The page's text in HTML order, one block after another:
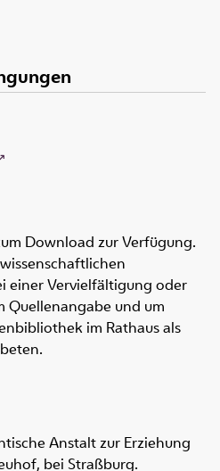
Download zur Verfügung.
einer Vervielfältigung oder
Quellenangabe und um
im Rathaus als
Anstalt zur Erziehung
bei Straßburg.